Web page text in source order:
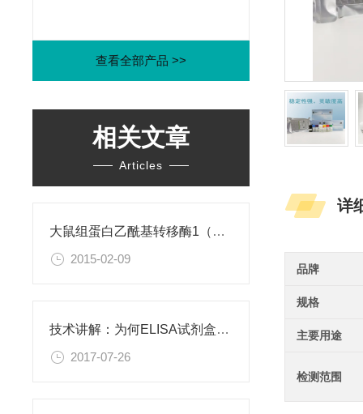
查看全部产品 >>
相关文章
Articles
大鼠组蛋白乙酰基转移酶1（HAT1）ELISA试剂盒
2015-02-09
技术讲解：为何ELISA试剂盒OD值不正常
2017-07-26
详
品牌
规格
主要用途
检测范围